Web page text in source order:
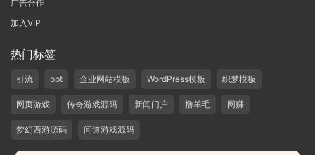
广告合作
加入VIP
热门标签
引流 ppt 企业网站模板 WordPress模板 织梦模板
网页游戏 传奇游戏源码 新闻门户 撸羊毛 网赚
梦幻西游源码 问道游戏源码